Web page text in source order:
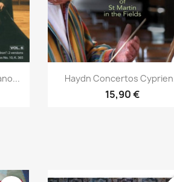
Aperçu rapide
Haydn Concertos
15,90 €